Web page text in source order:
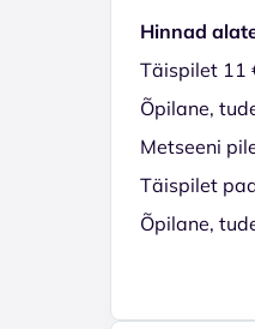
Hinnad
Täispilet 11
Õpilane,
Metseeni
Täispilet
Õpilane,